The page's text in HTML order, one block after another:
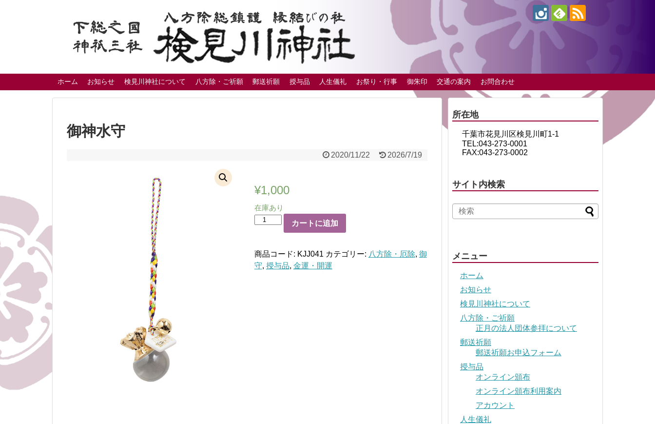
ホーム お知らせ 検見川神社について 八方除・ご祈願 郵送祈願 授与品 人生儀礼 お祭り・行事 御朱印 交通の案内 お問合わせ
御神水守
2020/11/22 2026/7/19
¥1,000
在庫あり
守
個
カートに追加
商品コード: KJJ041 カテゴリー: 八方除・厄除, 御
守, 授与品, 金運・開運
所在地
千葉市花見川区検見川町1-1
TEL:043-273-0001
FAX:043-273-0002
サイト内検索
メニュー
ホーム
お知らせ
検見川神社について
八方除・ご祈願
正月の法人団体参拝について
郵送祈願
郵送祈願お申込フォーム
授与品
オンライン頒布
オンライン頒布利用案内
アカウント
人生儀礼